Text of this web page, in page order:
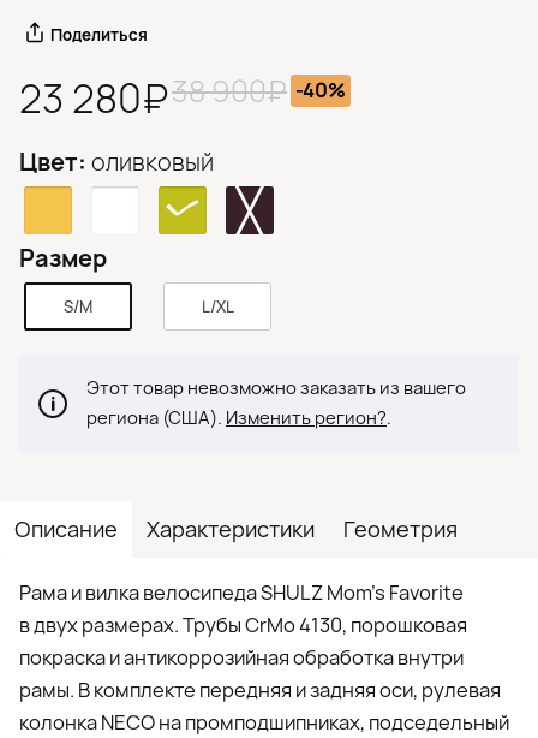
Описание Характеристики Геометрия
Рама и вилка велосипеда SHULZ Mom’s Favorite
в двух размерах. Трубы CrMo 4130, порошковая
покраска и антикоррозийная обработка внутри
рамы. В комплекте передняя и задняя оси, рулевая
колонка NECO на промподшипниках, подседельный
Поделиться
23 280₽38 900₽ -40%
Цвет: оливковый
Размер
S/M L/XL
Этот товар невозможно заказать из вашего
региона (США). Изменить регион?.